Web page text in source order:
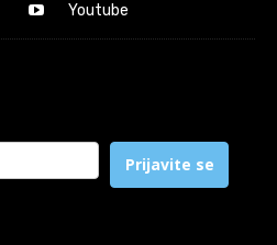
Youtube
Prijavite se